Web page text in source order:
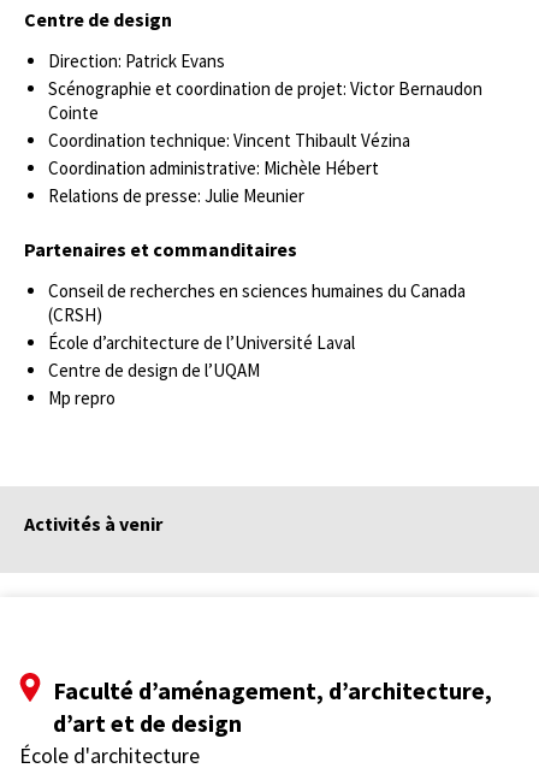
Centre de design
Direction: Patrick Evans
Scénographie et coordination de projet: Victor Bernaudon
Cointe
Coordination technique: Vincent Thibault Vézina
Coordination administrative: Michèle Hébert
Relations de presse: Julie Meunier
Partenaires et commanditaires
Conseil de recherches en sciences humaines du Canada
(CRSH)
École d’architecture de l’Université Laval
Centre de design de l’UQAM
Mp repro
Activités à venir
Faculté d’aménagement, d’architecture,
d’art et de design
École d'architecture